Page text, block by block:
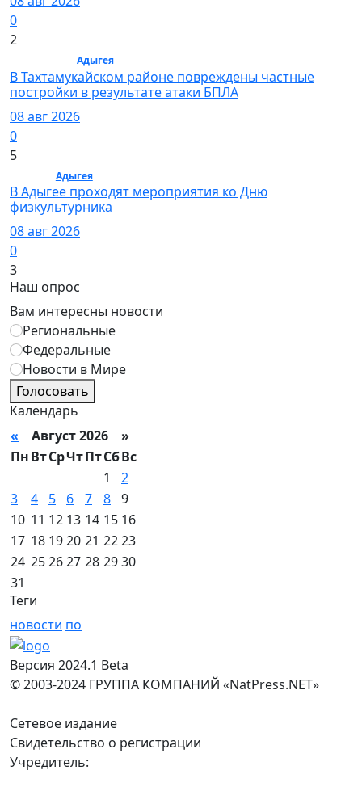
0
2
Адыгея/ Общество
В Тахтамукайском районе повреждены частные
постройки в результате атаки БПЛА
08 авг 2026
0
5
Адыгея/ Спорт
В Адыгее проходят мероприятия ко Дню
физкультурника
08 авг 2026
0
3
Наш опрос
Вам интересны новости
Региональные
Федеральные
Новости в Мире
Голосовать
Календарь
« Август 2026 »
ПнВтСрЧтПтСбВс
1
2
3
4 5 6 7 8 9
10 11 12 13 14 15 16
17 18 1920 21 2223
24 252627 28 2930
31
Теги
новости по
Версия 2024.1 Beta
© 2003-2024 ГРУППА КОМПАНИЙ «NatPress.NET»
Сетевое издание
Свидетельство о регистрации
Учредитель: